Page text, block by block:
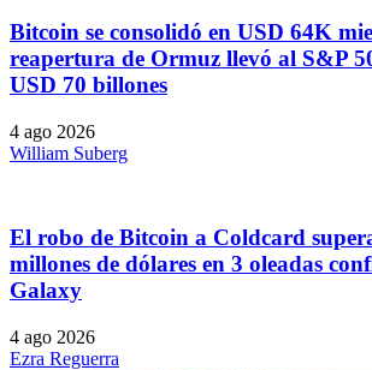
Bitcoin se consolidó en USD 64K
reapertura de Ormuz llevó al S&P
USD 70 billones
4 ago 2026
William Suberg
El robo de Bitcoin a Coldcard
millones de dólares en 3 oleadas
Galaxy
4 ago 2026
Ezra Reguerra